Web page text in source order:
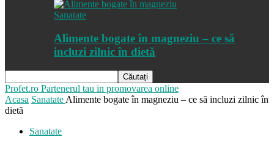
Sanatate
Alimente bogate în magneziu – ce să
incluzi zilnic în dietă
Profet.ro Partenerul tau in promovarea online
Acasa Sanatate Alimente bogate în magneziu – ce să incluzi zilnic în
dietă
Sanatate